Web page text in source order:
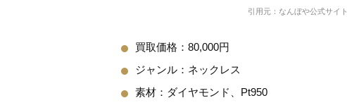
引用元：なんぼや公式サイト
買取価格：80,000円
ジャンル：ネックレス
素材：ダイヤモンド、Pt950